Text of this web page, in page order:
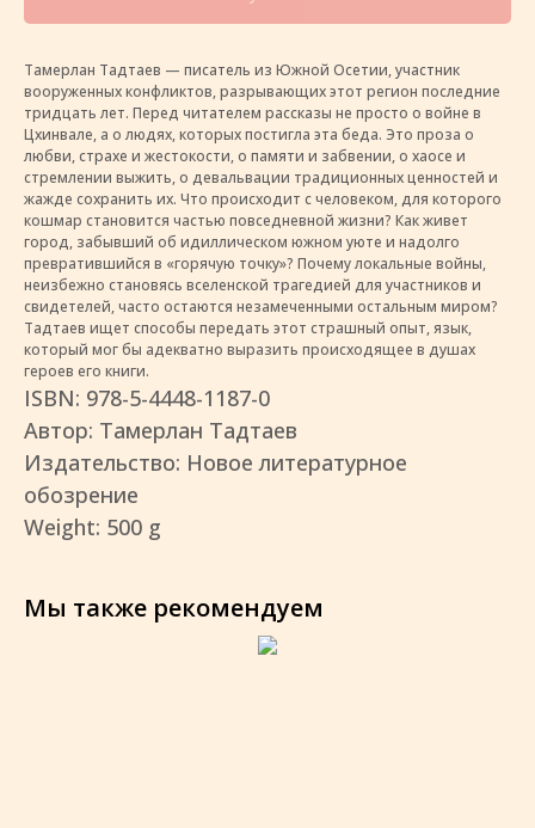
Тамерлан Тадтаев — писатель из Южной Осетии, участник
вооруженных конфликтов, разрывающих этот регион последние
тридцать лет. Перед читателем рассказы не просто о войне в
Цхинвале, а о людях, которых постигла эта беда. Это проза о
любви, страхе и жестокости, о памяти и забвении, о хаосе и
стремлении выжить, о девальвации традиционных ценностей и
жажде сохранить их. Что происходит с человеком, для которого
кошмар становится частью повседневной жизни? Как живет
город, забывший об идиллическом южном уюте и надолго
превратившийся в «горячую точку»? Почему локальные войны,
неизбежно становясь вселенской трагедией для участников и
свидетелей, часто остаются незамеченными остальным миром?
Тадтаев ищет способы передать этот страшный опыт, язык,
который мог бы адекватно выразить происходящее в душах
героев его книги.
ISBN: 978-5-4448-1187-0
Автор: Тамерлан Тадтаев
Издательство: Новое литературное
обозрение
Weight: 500 g
Мы также рекомендуем